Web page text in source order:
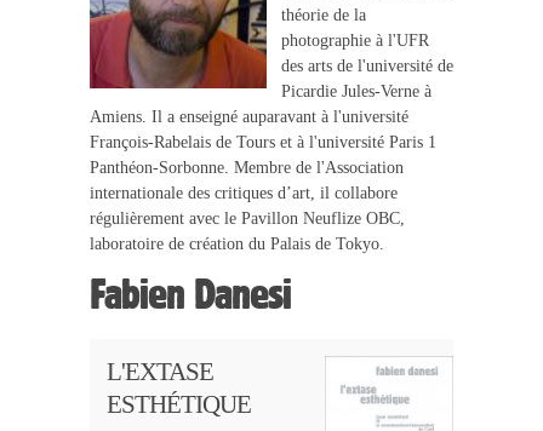
théorie de la
photographie à l'UFR
des arts de l'université de
Picardie Jules-Verne à
Amiens. Il a enseigné auparavant à l'université
François-Rabelais de Tours et à l'université Paris 1
Panthéon-Sorbonne. Membre de l'Association
internationale des critiques d’art, il collabore
régulièrement avec le Pavillon Neuflize OBC,
laboratoire de création du Palais de Tokyo.
Fabien Danesi
L'EXTASE
ESTHÉTIQUE